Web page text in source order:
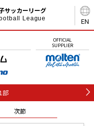
EN
サッカーリーグ
League
OFFICIAL
SUPPLIER
部
次節